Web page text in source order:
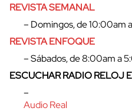
REVISTA SEMANAL
– Domingos, de 10:00am
REVISTA ENFOQUE
– Sábados, de 8:00am a
ESCUCHAR RADIO RELOJ
–
Audio Real